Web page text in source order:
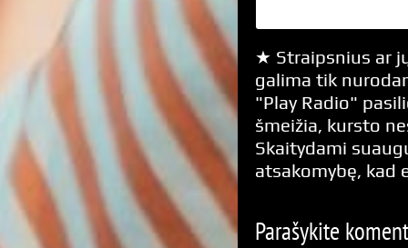
★ Straipsnius ar
galima tik
"Play Radio"
šmeižia, kursto
Skaitydami
atsakomybę, kad
Parašykite